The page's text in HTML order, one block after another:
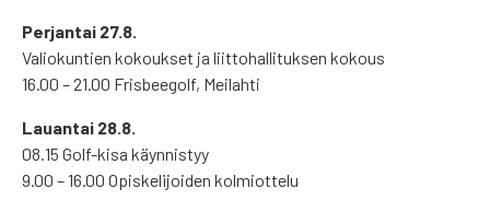
Perjantai 27.8.
Valiokuntien kokoukset ja liittohallituksen kokous
16.00 – 21.00 Frisbeegolf, Meilahti
Lauantai 28.8.
08.15 Golf-kisa käynnistyy
9.00 – 16.00 Opiskelijoiden kolmiottelu